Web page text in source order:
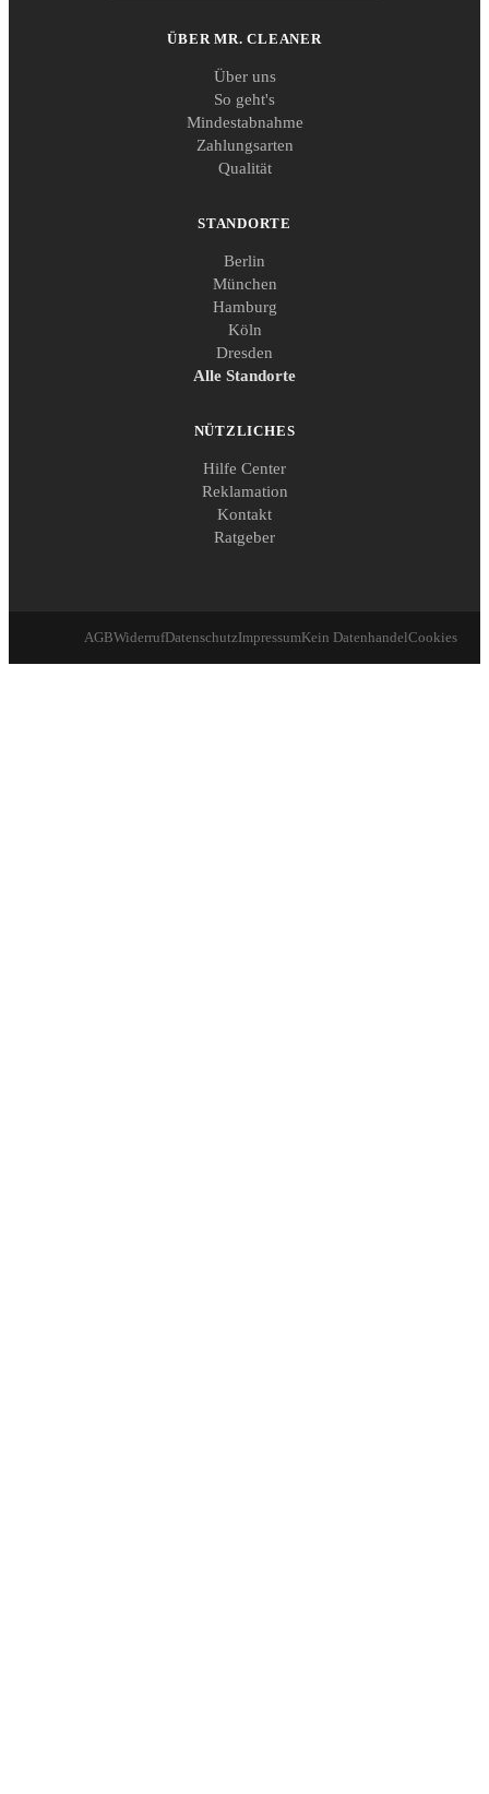
ÜBER MR. CLEANER
Über uns
So geht's
Mindestabnahme
Zahlungsarten
Qualität
STANDORTE
Berlin
München
Hamburg
Köln
Dresden
Alle Standorte
NÜTZLICHES
Hilfe Center
Reklamation
Kontakt
Ratgeber
AGBWiderrufDatenschutzImpressumKein DatenhandelCookies